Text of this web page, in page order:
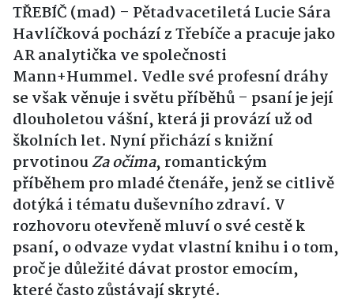
TŘEBÍČ (mad) – Pětadvacetiletá Lucie Sára
Havlíčková pochází z Třebíče a pracuje jako
AR analytička ve společnosti
Mann+Hummel. Vedle své profesní dráhy
se však věnuje i světu příběhů – psaní je její
dlouholetou vášní, která ji provází už od
školních let. Nyní přichází s knižní
prvotinouZa očima, romantickým
příběhem pro mladé čtenáře, jenž se citlivě
dotýká i tématu duševního zdraví. V
rozhovoru otevřeně mluví o své cestě k
psaní, o odvaze vydat vlastní knihu i o tom,
proč je důležité dávat prostor emocím,
které často zůstávají skryté.